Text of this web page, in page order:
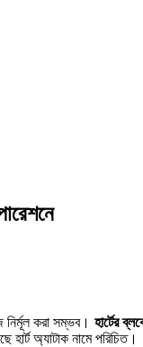
নির্মূল করা সম্ভব। হার্টের
অ্যাটাক নামে পরিচিত।